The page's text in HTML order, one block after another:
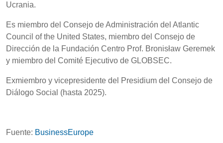
Ucrania.
Es miembro del Consejo de Administración del Atlantic
Council of the United States, miembro del Consejo de
Dirección de la Fundación Centro Prof. Bronisław Geremek
y miembro del Comité Ejecutivo de GLOBSEC.
Exmiembro y vicepresidente del Presidium del Consejo de
Diálogo Social (hasta 2025).
Fuente: BusinessEurope